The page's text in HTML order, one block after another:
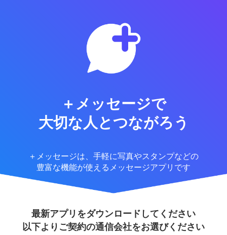
＋メッセージで
大切な人とつながろう
＋メッセージは、手軽に写真やスタンプなどの
豊富な機能が使えるメッセージアプリです
最新アプリをダウンロードしてください
以下よりご契約の通信会社をお選びください